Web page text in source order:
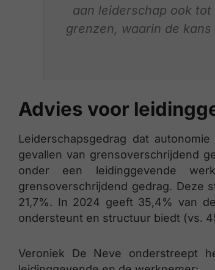
aan leiderschap ook
grenzen, waarin de
Advies voor
Leiderschapsgedrag dat
gevallen van grensoverschrijdend
onder een leidinggevende
grensoverschrijdend gedrag. Deze
21,7%. In 2024 geeft 35,4% van
ondersteunt en structuur biedt (vs.
Veroniek De Neve onderstreept